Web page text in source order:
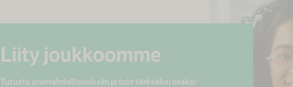
Liity joukkoomme
Tutustu uramahdollisuuksiin ja tule tärkeäksi osaksi